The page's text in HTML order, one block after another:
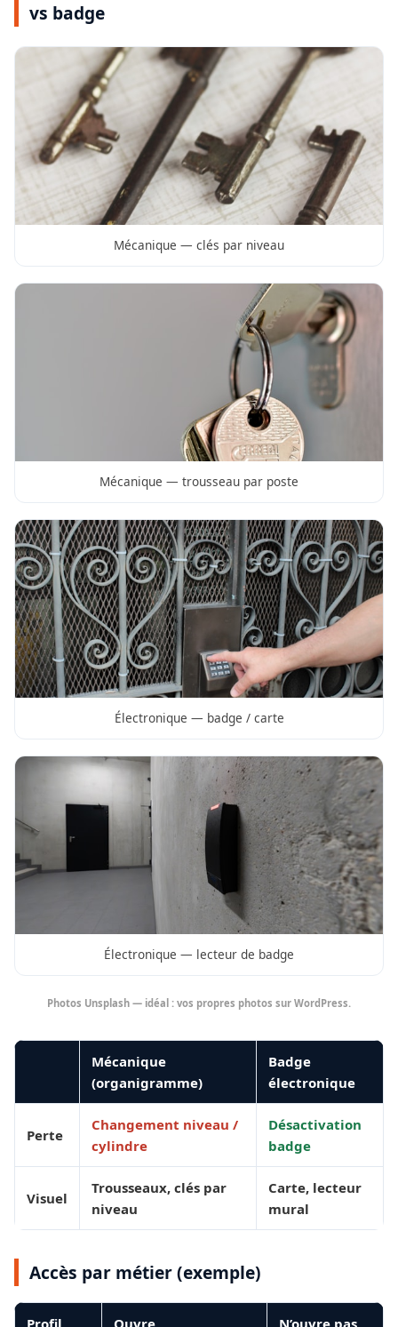
vs badge
Mécanique — clés par niveau
Mécanique — trousseau par poste
Électronique — badge / carte
Électronique — lecteur de badge
Photos Unsplash — idéal : vos propres photos sur WordPress.
Mécanique
(organigramme)
Badge
électronique
Perte
Changement niveau /
cylindre
Désactivation
badge
Visuel
Trousseaux, clés par
niveau
Carte, lecteur
mural
Accès par métier (exemple)